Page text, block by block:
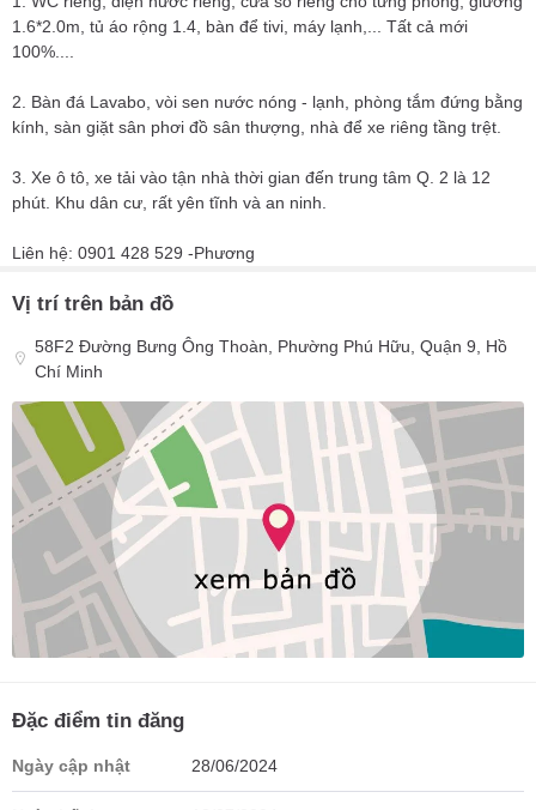
1.6*2.0m, tủ áo rộng 1.4, bàn để tivi, máy lạnh,... Tất cả mới
100%....
2. Bàn đá Lavabo, vòi sen nước nóng - lạnh, phòng tắm đứng bằng
kính, sàn giặt sân phơi đồ sân thượng, nhà để xe riêng tầng trệt.
3. Xe ô tô, xe tải vào tận nhà thời gian đến trung tâm Q. 2 là 12
phút. Khu dân cư, rất yên tĩnh và an ninh.
Liên hệ: 0901 428 529 -Phương
Vị trí trên bản đồ
58F2 Đường Bưng Ông Thoàn, Phường Phú Hữu, Quận 9, Hồ
Chí Minh
Đặc điểm tin đăng
Ngày cập nhật 28/06/2024